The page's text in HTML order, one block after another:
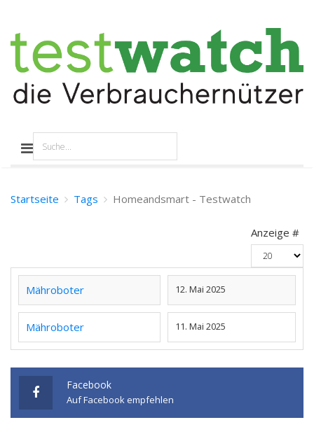
Startseite Tags Homeandsmart - Testwatch
Anzeige #
Mähroboter 12. Mai 2025
Mähroboter 11. Mai 2025
Facebook
Auf Facebook empfehlen